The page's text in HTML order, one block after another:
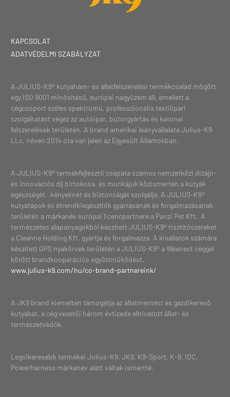
KAPCSOLAT
ADATVÉDELMI SZABÁLYZAT
A JULIUS-K9® kutyahám- és állatfelszerelési termékcsalád mögött
egy ISO 9001 minősítésű, európai nagyüzem áll, emellett a
cégcsoport széles spektrumú, professzionális textilipari
szolgáltatást végez az autóipar, bútorgyártás és katonai
felszerelések területén. A brand amerikai leányvállalata Julius-K9
LLc. néven 2014 óta van jelen az Egyesült Államokban.
A JULIUS-K9® termékfejlesztő csapata számos nemzetközi dizájn-
és innovációs díj birtokosa, és munkájuk közismerten a kutyák
egészségét, kényelmét és biztonságát szolgálja. A JULIUS-K9®
kutyatápok és étrendkiegészítők gyártásának és forgalmazásának
területén a márkanév európai licencpartnere a Panzi Pet Kft. A
természetes alapanyagokból készített JULIUS-K9® tisztítószereket
a Cleanne Holding Kft. gyártja és forgalmazza. A kisállatok számára
készített GPS nyakörvek területén a JULIUS-K9® a Weenect céggel
kötött brandkooperációs együttműködést.
www.julius-k9.com/hu/co-brand-partnereink/
A JK9 brand kiemelten támogatja az állatmentést és gazdikereső
kutyákat, a cég vezetői három évtizede elhivatott állat- és
természetvédők.
Legsikeresebb termékei Julius-K9, JK9, K9-Sport, K-9, IDC,
Powerharness márkanév alatt váltak ismertté.